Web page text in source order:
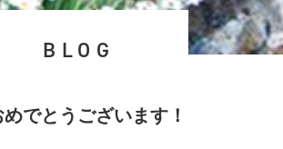
BLOG
でとうございます！